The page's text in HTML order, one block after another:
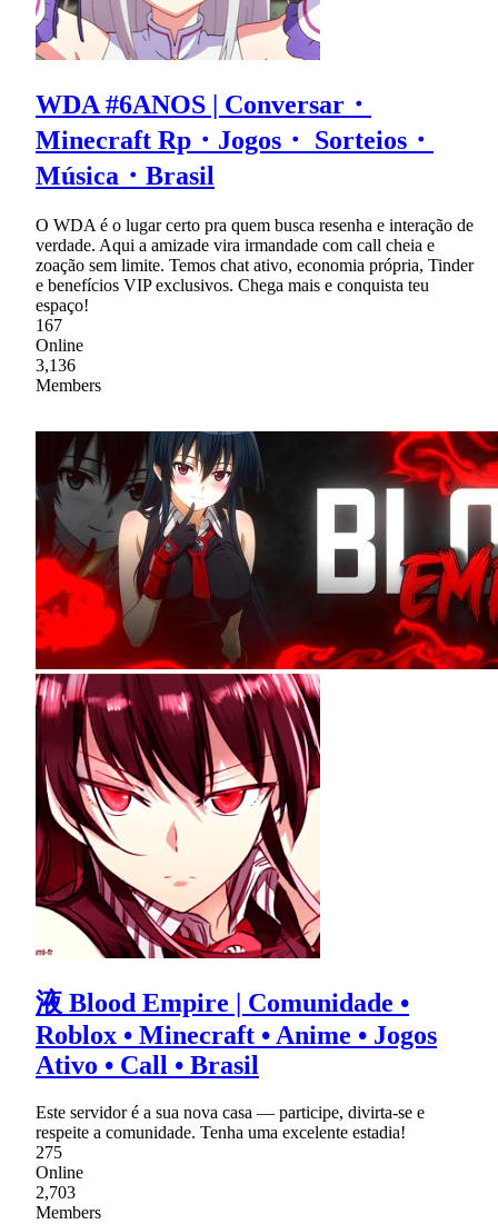
WDA #6ANOS | Conversar・
Minecraft Rp・Jogos・ Sorteios・
Música・Brasil
O WDA é o lugar certo pra quem busca resenha e interação de
verdade. Aqui a amizade vira irmandade com call cheia e
zoação sem limite. Temos chat ativo, economia própria, Tinder
e benefícios VIP exclusivos. Chega mais e conquista teu
espaço!
167
Online
3,136
Members
液 Blood Empire | Comunidade •
Roblox • Minecraft • Anime • Jogos
Ativo • Call • Brasil
Este servidor é a sua nova casa — participe, divirta-se e
respeite a comunidade. Tenha uma excelente estadia!
275
Online
2,703
Members